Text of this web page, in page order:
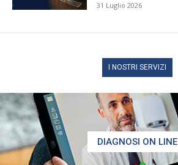
31 Luglio 2026
I NOSTRI SERVIZI
DIAGNOSI ON LINE